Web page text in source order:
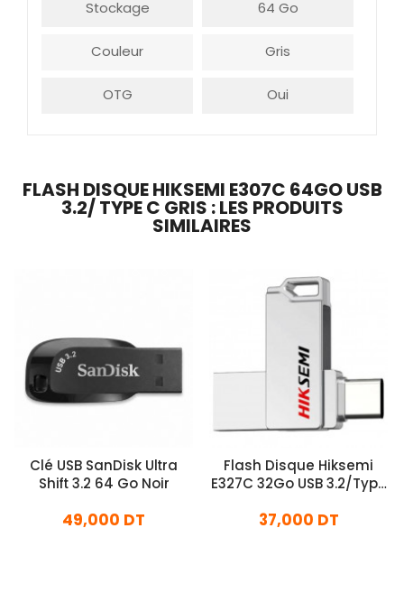
Stockage 64 Go
Couleur Gris
OTG Oui
FLASH DISQUE HIKSEMI E307C 64GO USB
3.2/ TYPE C GRIS : LES PRODUITS
SIMILAIRES
Clé USB SanDisk Ultra
Shift 3.2 64 Go Noir
49,000 DT
Flash Disque​ Hiksemi
E327C 32Go USB 3.2/Type
37,000 DT